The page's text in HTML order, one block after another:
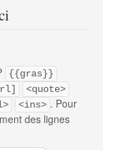
{{gras}}
<quote>
<ins> . Pour
des lignes